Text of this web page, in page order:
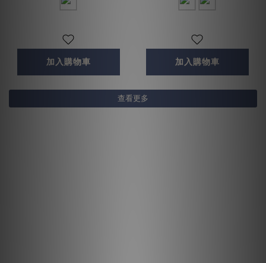
加入購物車 加入購物車
查看更多